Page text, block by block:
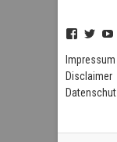
Profil
auf
Profil
auf
Impressum
Disclaimer